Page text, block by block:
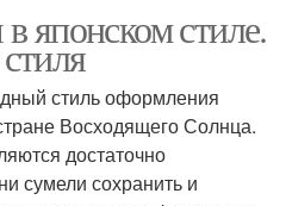
японском стиле.
стиль оформления
Восходящего Солнца.
достаточно
сумели сохранить и